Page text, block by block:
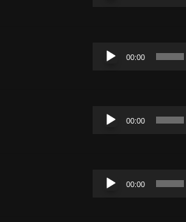
Reproductor
00:00
Reproductor
00:00
Reproductor
00:00